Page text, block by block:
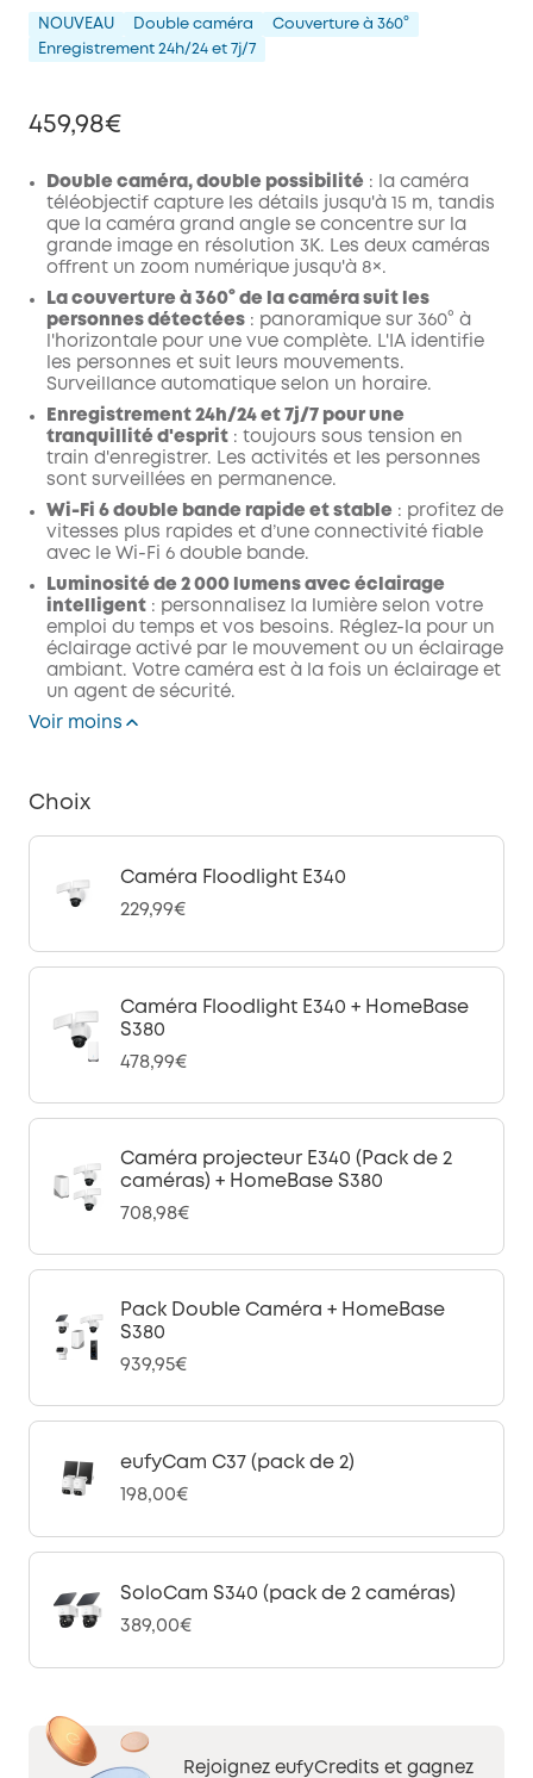
NOUVEAU Double caméra
Couverture à 360°
Enregistrement 24h/24 et 7j/7
459,98€
Double caméra, double possibilité : la caméra
téléobjectif capture les détails jusqu'à 15 m, tandis
que la caméra grand angle se concentre sur la
grande image en résolution 3K. Les deux caméras
offrent un zoom numérique jusqu'à 8×.
La couverture à 360° de la caméra suit les
personnes détectées : panoramique sur 360° à
l'horizontale pour une vue complète. L'IA identifie
les personnes et suit leurs mouvements.
Surveillance automatique selon un horaire.
Enregistrement 24h/24 et 7j/7 pour une
tranquillité d'esprit : toujours sous tension en
train d'enregistrer. Les activités et les personnes
sont surveillées en permanence.
Wi-Fi 6 double bande rapide et stable : profitez de
vitesses plus rapides et d’une connectivité fiable
avec le Wi-Fi 6 double bande.
Luminosité de 2 000 lumens avec éclairage
intelligent : personnalisez la lumière selon votre
emploi du temps et vos besoins. Réglez-la pour un
éclairage activé par le mouvement ou un éclairage
ambiant. Votre caméra est à la fois un éclairage et
un agent de sécurité.
Voir moins
Choix
Caméra Floodlight E340
229,99€
Caméra Floodlight E340 + HomeBase
S380
478,99€
Caméra projecteur E340 (Pack de 2
caméras) + HomeBase S380
708,98€
Pack Double Caméra + HomeBase
S380
939,95€
eufyCam C37 (pack de 2)
198,00€
SoloCam S340 (pack de 2 caméras)
389,00€
Rejoignez eufyCredits et gagnez